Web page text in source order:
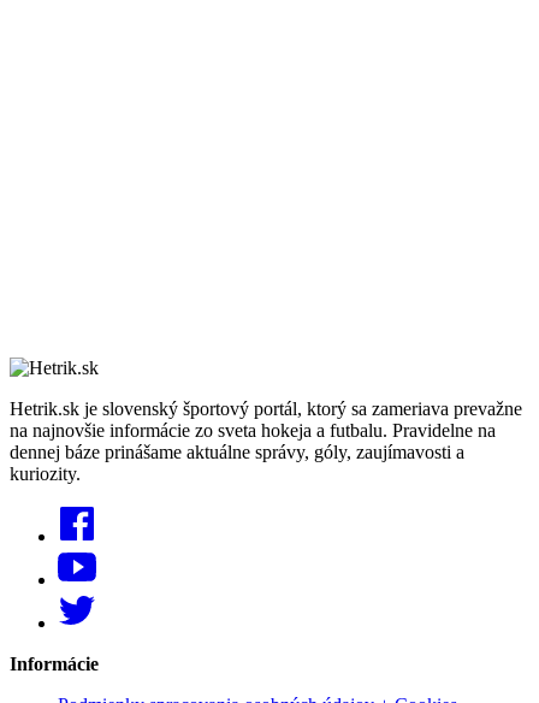
Hetrik.sk je slovenský športový portál, ktorý sa zameriava prevažne
na najnovšie informácie zo sveta hokeja a futbalu. Pravidelne na
dennej báze prinášame aktuálne správy, góly, zaujímavosti a
kuriozity.
Informácie